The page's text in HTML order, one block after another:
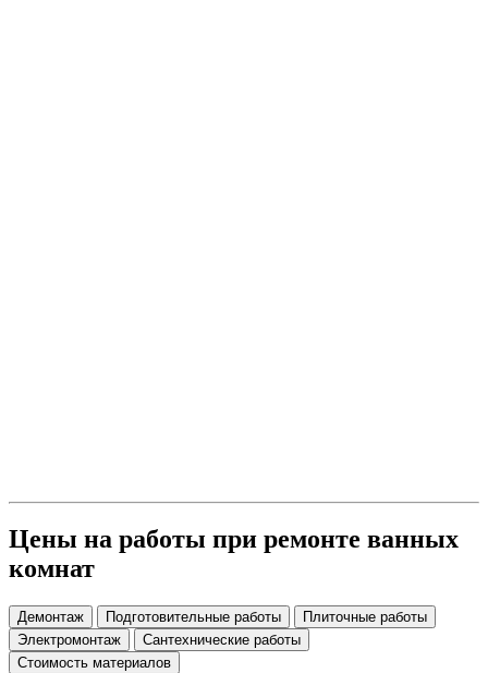
Цены на работы при ремонте ванных
комнат
Демонтаж Подготовительные работы
Плиточные работы
Электромонтаж
Сантехнические работы
Стоимость материалов